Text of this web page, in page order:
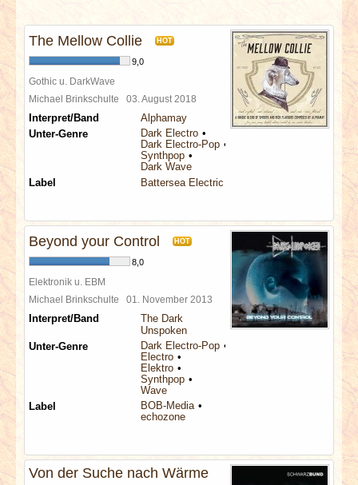
SPECIALS
REDAKTION
LINKS
ARCHIV
The Mellow Collie HOT
9,0
Gothic u. DarkWave
Michael Brinkschulte 03. August 2018
Interpret/Band
Alphamay
Unter-Genre
Dark Electro
Dark Electro-Pop
Synthpop
Dark Wave
Label
Battersea Electric
Beyond your Control HOT
8,0
Elektronik u. EBM
Michael Brinkschulte 01. November 2013
Interpret/Band
The Dark
Unspoken
Unter-Genre
Dark Electro-Pop
Electro
Elektro
Synthpop
Wave
Label
BOB-Media
echozone
Von der Suche nach Wärme